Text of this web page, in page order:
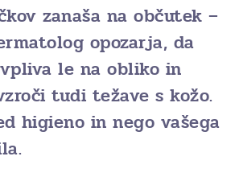
zanaša na občutek –
opozarja, da
le na obliko in
tudi težave s kožo.
higieno in nego vašega